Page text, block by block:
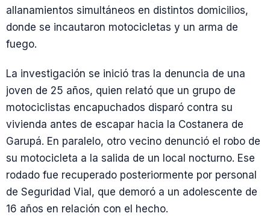
allanamientos simultáneos en distintos domicilios,
donde se incautaron motocicletas y un arma de
fuego.
La investigación se inició tras la denuncia de una
joven de 25 años, quien relató que un grupo de
motociclistas encapuchados disparó contra su
vivienda antes de escapar hacia la Costanera de
Garupá. En paralelo, otro vecino denunció el robo de
su motocicleta a la salida de un local nocturno. Ese
rodado fue recuperado posteriormente por personal
de Seguridad Vial, que demoró a un adolescente de
16 años en relación con el hecho.